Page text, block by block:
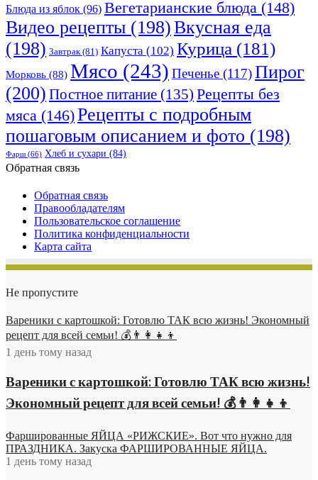
Блюда из яблок (96) Вегетарианские блюда (148)
Видео рецепты (198)Вкусная еда
(198) Завтрак(81) Капуста (102) Курица (181)
Морковь (88) Мясо (243) Печенье (117)Пирог
(200) Постное питание (135) Рецепты без
мяса (146)Рецепты с подробным
пошаговым описанием и фото (198)
Фарш(66) Хлеб и сухари (84)
Обратная связь
Обратная связь
Правообладателям
Пользовательское соглашение
Политика конфиденциальности
Карта сайта
Не пропустите
Вареники с картошкой: Готовлю ТАК всю жизнь! Экономный
рецепт для всей семьи! 💰👨👩👧👦
1 день тому назад
Вареники с картошкой: Готовлю ТАК всю жизнь!
Экономный рецепт для всей семьи! 💰👨👩👧👦
Фаршированные ЯЙЦА «РИЖСКИЕ». Вот что нужно для
ПРАЗДНИКА. Закуска ФАРШИРОВАННЫЕ ЯЙЦА.
1 день тому назад